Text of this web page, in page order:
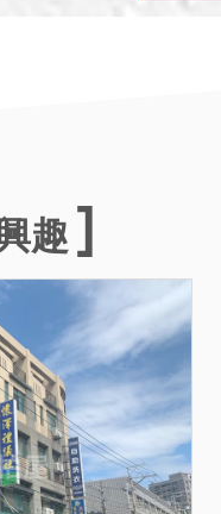
受損、建物內
人仍應買前或
向鄰里或相關
併審慎考量後
標。本件建物
賣，當事人及
以面積不符、
求增減價金或
標人應注意是
基金、管理
費、瓦斯費、
趣